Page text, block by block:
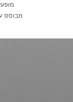
מבוסס